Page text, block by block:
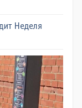
Неделя